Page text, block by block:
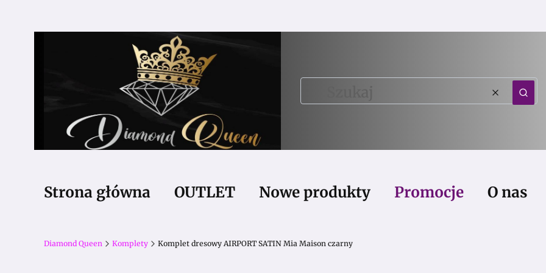
Wyczyść
Strona główna OUTLET Nowe produkty Promocje O nas
Diamond Queen Komplety Komplet dresowy AIRPORT SATIN Mia Maison czarny